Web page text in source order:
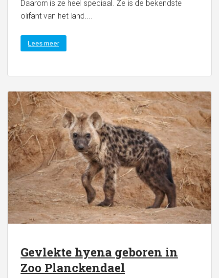
Daarom is ze heel speciaal. Ze is de bekendste
olifant van het land....
Lees meer
Gevlekte hyena geboren in
Zoo Planckendael